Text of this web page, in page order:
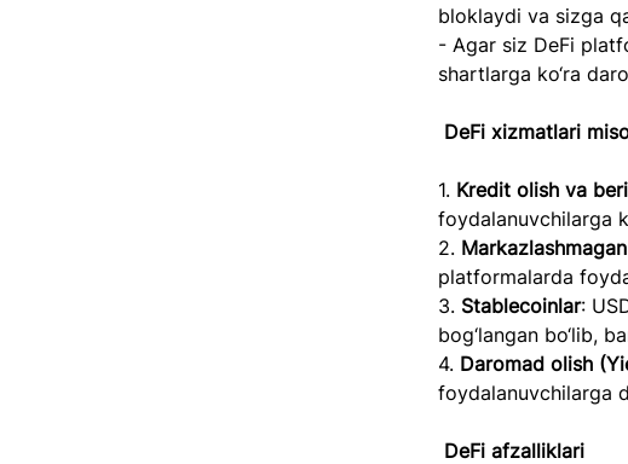
bloklaydi va sizga
- Agar siz DeFi
shartlarga ko‘ra
DeFi xizmatlari
1. Kredit olish va
foydalanuvchilarga
2.
platformalarda
3. Stablecoinlar:
bog‘langan bo‘lib,
4. Daromad olish
foydalanuvchilarga
DeFi afzalliklari